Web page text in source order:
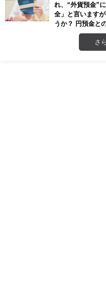
れ、“外貨預金”
全」と言います
うか？ 円預金と
さ